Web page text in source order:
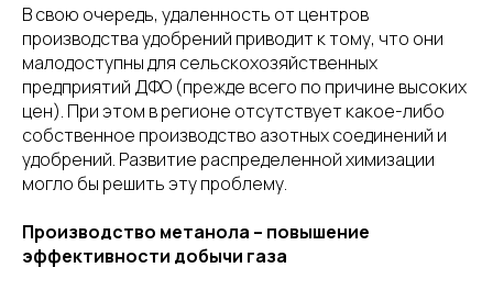
В свою очередь, удаленность от центров
производства удобрений приводит к тому, что они
малодоступны для сельскохозяйственных
предприятий ДФО (прежде всего по причине высоких
цен). При этом в регионе отсутствует какое-либо
собственное производство азотных соединений и
удобрений. Развитие распределенной химизации
могло бы решить эту проблему.
Производство метанола – повышение
эффективности добычи газа